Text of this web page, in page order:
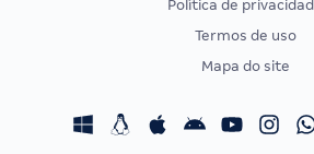
CONCURSOS POR PROFISSÃO
Concursos Fiscais
EXAME
Política de
Termos de uso
Mapa do site